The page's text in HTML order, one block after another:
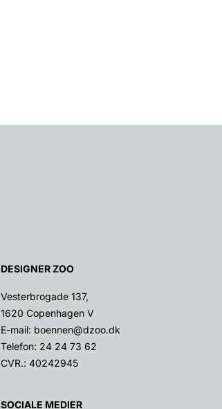
DESIGNER ZOO
Vesterbrogade 137,
1620 Copenhagen V
E-mail: boennen@dzoo.dk
Telefon: 24 24 73 62
CVR.: 40242945
SOCIALE MEDIER